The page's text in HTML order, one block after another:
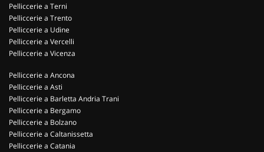
Pelliccerie a Terni
Pelliccerie a Trento
Pelliccerie a Udine
Pelliccerie a Vercelli
Pelliccerie a Vicenza
Pelliccerie a Ancona
Pelliccerie a Asti
Pelliccerie a Barletta Andria Trani
Pelliccerie a Bergamo
Pelliccerie a Bolzano
Pelliccerie a Caltanissetta
Pelliccerie a Catania